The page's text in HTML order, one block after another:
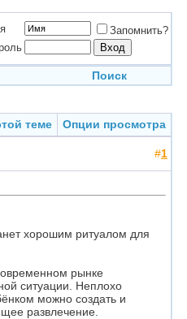
Запомнить?
Поиск
теме
Опции просмотра
#1
хорошим ритуалом для
рынке
ситуации. Неплохо
можно создать и
развлечение.